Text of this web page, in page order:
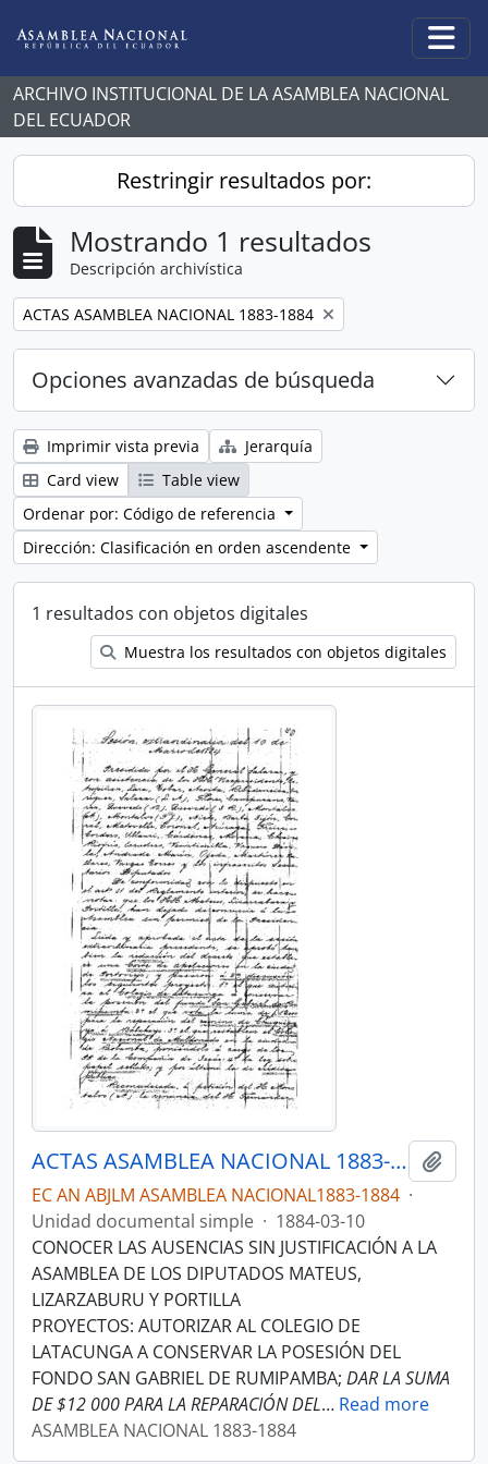
ARCHIVO INSTITUCIONAL DE LA ASAMBLEA NACIONAL
DEL ECUADOR
Restringir resultados por:
Mostrando 1 resultados
Descripción archivística
Remove filter:
ACTAS ASAMBLEA NACIONAL 1883-1884
Opciones avanzadas de búsqueda
Imprimir vista previa
Jerarquía
Card view
Table view
Ordenar por: Código de referencia
Dirección: Clasificación en orden ascendente
1 resultados con objetos digitales
Muestra los resultados con objetos digitales
ACTAS ASAMBLEA NACIONAL 1883-1884
EC AN ABJLM ASAMBLEA NACIONAL1883-1884 ·
Unidad documental simple · 1884-03-10
CONOCER LAS AUSENCIAS SIN JUSTIFICACIÓN A LA
ASAMBLEA DE LOS DIPUTADOS MATEUS,
LIZARZABURU Y PORTILLA
PROYECTOS: AUTORIZAR AL COLEGIO DE
LATACUNGA A CONSERVAR LA POSESIÓN DEL
FONDO SAN GABRIEL DE RUMIPAMBA; DAR LA SUMA
DE $12 000 PARA LA REPARACIÓN DEL… Read more
ASAMBLEA NACIONAL 1883-1884